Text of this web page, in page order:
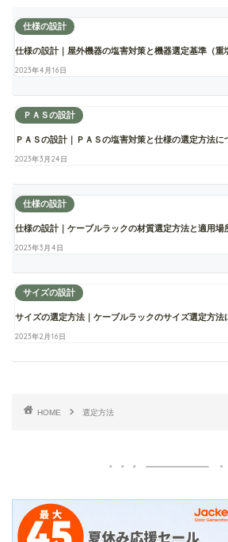
仕様の設計
仕様の設計｜屋外機器の塩害対策と機器選定基準（重
2023年4月16日
ＰＡＳの設計
ＰＡＳの設計｜ＰＡＳの塩害対策と仕様の選定方法に
2023年3月24日
仕様の設計
仕様の設計｜ケーブルラックの材質選定方法と適用場
2023年3月4日
サイズの設計
サイズの選定方法｜ケーブルラックのサイズ選定方法
2023年2月16日
HOME 選定方法